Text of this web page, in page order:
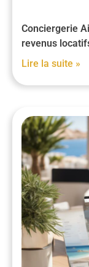
Conciergerie
revenus
Lire la suite »